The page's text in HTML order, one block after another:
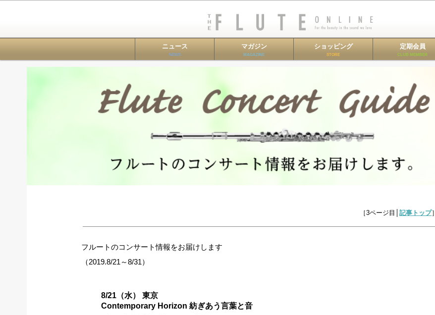
ニュース
NEWS
マガジン
MAGAZINE
ショッピング
STORE
定期会員
CLUB MEMBER
［3ページ目│記事トップ］
フルートのコンサート情報をお届けします
（2019.8/21～8/31）
8/21（水） 東京
Contemporary Horizon 紡ぎあう言葉と音